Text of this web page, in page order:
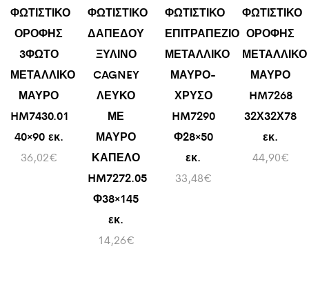
ΦΩΤΙΣΤΙΚΟ
ΟΡΟΦΗΣ
3ΦΩΤΟ
ΜΕΤΑΛΛΙΚΟ
ΜΑΥΡΟ
HM7430.01
40×90 εκ.
36,02€
ΦΩΤΙΣΤΙΚΟ
ΔΑΠΕΔΟΥ
ΞΥΛΙΝΟ
CAGNEY
ΛΕΥΚΟ
ΜΕ
ΜΑΥΡΟ
ΚΑΠΕΛΟ
HM7272.05
Φ38×145
εκ.
14,26€
ΦΩΤΙΣΤΙΚΟ
ΕΠΙΤΡΑΠΕΖΙΟ
ΜΕΤΑΛΛΙΚΟ
ΜΑΥΡΟ-
ΧΡΥΣΟ
HM7290
Φ28×50
εκ.
33,48€
ΦΩΤΙΣΤΙΚΟ
ΟΡΟΦΗΣ
ΜΕΤΑΛΛΙΚΟ
ΜΑΥΡΟ
HM7268
32Χ32Χ78
εκ.
44,90€